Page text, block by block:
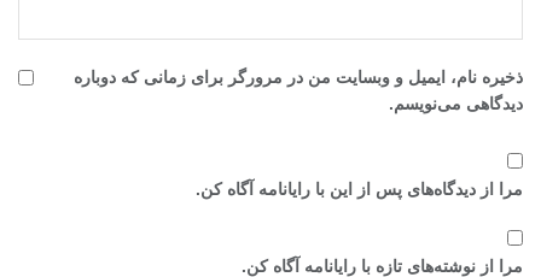
ذخیره نام، ایمیل و وبسایت من در مرورگر برای زمانی که دوباره
دیدگاهی می‌نویسم.
مرا از دیدگاه‌های پس از این با رایانامه آگاه کن.
مرا از نوشته‌های تازه با رایانامه آگاه کن.